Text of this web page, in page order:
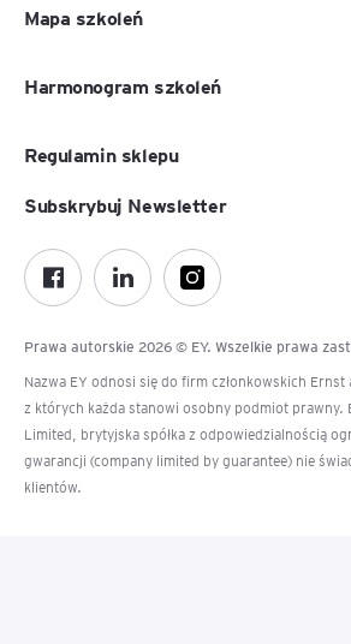
Mapa szkoleń
Harmonogram szkoleń
Regulamin sklepu
Prawa autorskie 2026 © EY. Wszelkie prawa
Nazwa EY odnosi się do firm członkowskich Ernst
z których każda stanowi osobny podmiot prawny.
Limited, brytyjska spółka z odpowiedzialnością
gwarancji (company limited by guarantee) nie
klientów.
Subskrybuj Newsletter